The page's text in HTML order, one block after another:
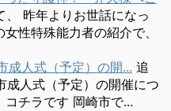
、 昨年よりお世話になっ
性特殊能力者の紹介で、
人式（予定）の開... 追
人式（予定）の開催につ
チラです 岡崎市で...